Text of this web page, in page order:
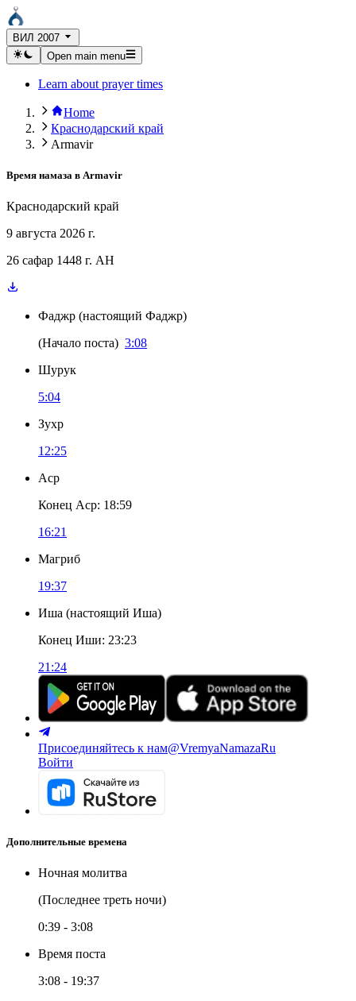
ВИЛ 2007
Open main menu
Learn about prayer times
Home
Краснодарский край
Armavir
Время намаза в Armavir
Краснодарский край
9 августа 2026 г.
26 сафар 1448 г. AH
Фаджр (настоящий Фаджр)
(Начало поста) 3:08
Шурук
5:04
Зухр
12:25
Аср
Конец Аср: 18:59
16:21
Магриб
19:37
Иша (настоящий Иша)
Конец Иши: 23:23
21:24
Присоединяйтесь к нам@VremyaNamazaRu
Войти
Дополнительные времена
Ночная молитва
(Последнее треть ночи)
0:39 - 3:08
Время поста
3:08 - 19:37